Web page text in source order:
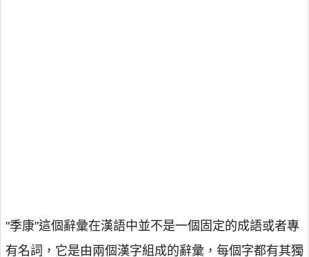
"季康"這個辭彙在漢語中並不是一個固定的成語或者專
有名詞，它是由兩個漢字組成的辭彙，每個字都有其獨